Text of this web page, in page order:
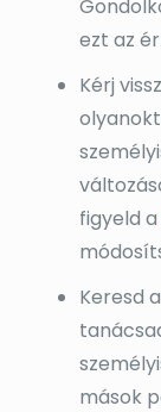
ezt az
Kérj
figyeld a
Keresd
mások